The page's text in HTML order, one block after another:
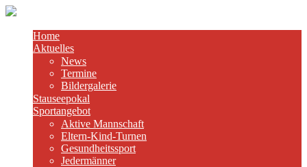
Home
Aktuelles
News
Termine
Bildergalerie
Stauseepokal
Sportangebot
Aktive Mannschaft
Eltern-Kind-Turnen
Gesundheitssport
Jedermänner